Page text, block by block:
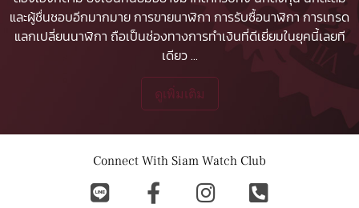
และผู้ชื่นชอบอีกมากมายการขายนาฬิกา การรับซื้อนาฬิกา การเทรด
แลกเปลี่ยนนาฬิกา ถือเป็นช่องทางการทำเงินที่ดีเยี่ยมในยุคนี้เลยที
เดียว...
ดูเพิ่มเติม
Connect With Siam Watch Club